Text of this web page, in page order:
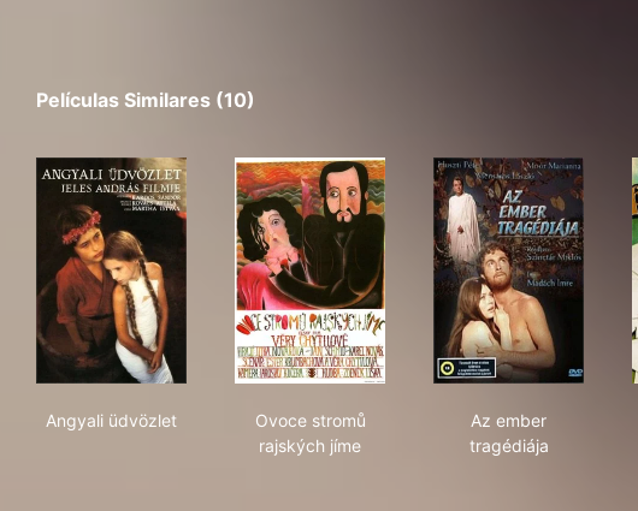
Películas Similares (10)
Angyali üdvözlet
Ovoce stromů
rajských jíme
Az ember
tragédiája